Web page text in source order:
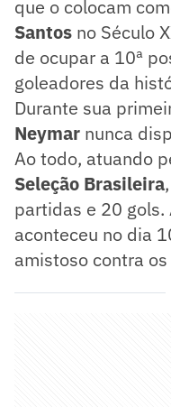
que o colocam
Santos no Século
de ocupar a 10ª
goleadores da
Durante sua
Neymar nunca
Ao todo, atuando
Seleção Brasileira
partidas e 20
aconteceu no dia
amistoso contra os